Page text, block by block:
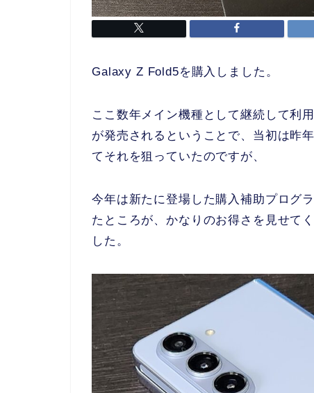
Galaxy Z Fold5を購入しました。
ここ数年メイン機種として継続して利
が発売されるということで、当初は昨
てそれを狙っていたのですが、
今年は新たに登場した購入補助プログ
たところが、かなりのお得さを見せて
した。